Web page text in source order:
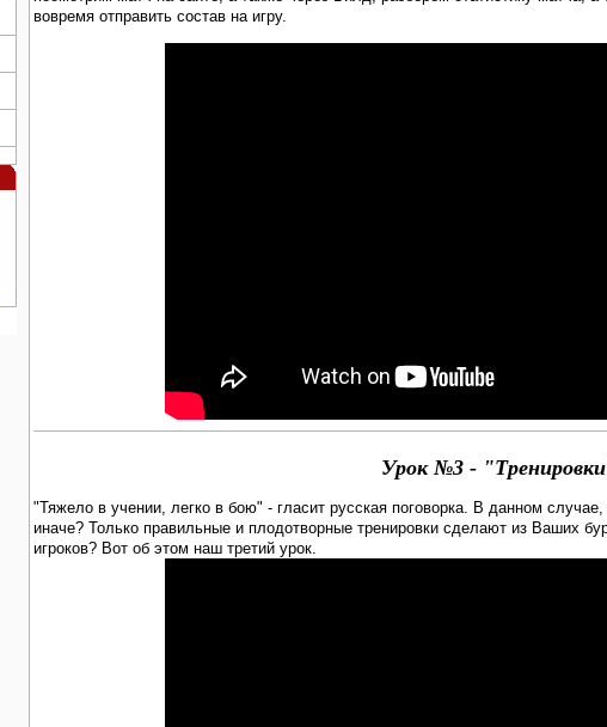
вовремя отправить состав на игру.
Урок №3 -
"Тяжело в учении, легко в бою" - гласит русская поговорка. В данном
иначе? Только правильные и плодотворные тренировки сделают из Ваших
игроков? Вот об этом наш третий урок.